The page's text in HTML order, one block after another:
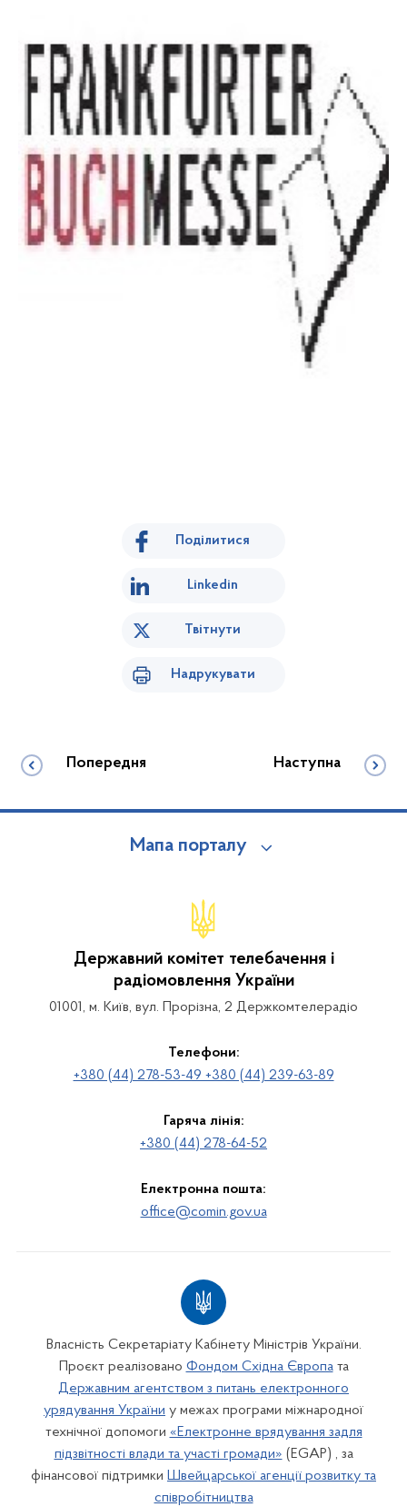
Поділитися
Linkedin
Твітнути
Надрукувати
Попередня Наступна
Мапа порталу
Державний комітет телебачення і
радіомовлення України
01001, м. Київ, вул. Прорізна, 2 Держкомтелерадіо
Телефони:
+380 (44) 278-53-49 +380 (44) 239-63-89
Гаряча лінія:
+380 (44) 278-64-52
Електронна пошта:
office@comin.gov.ua
Власність Секретаріату Кабінету Міністрів України.
Проєкт реалізовано Фондом Східна Європата
Державним агентством з питань електронного
урядування України у межах програми міжнародної
технічної допомоги «Електронне врядування задля
підзвітності влади та участі громади» (EGAP) , за
фінансової підтримки Швейцарської агенції розвитку та
співробітництва